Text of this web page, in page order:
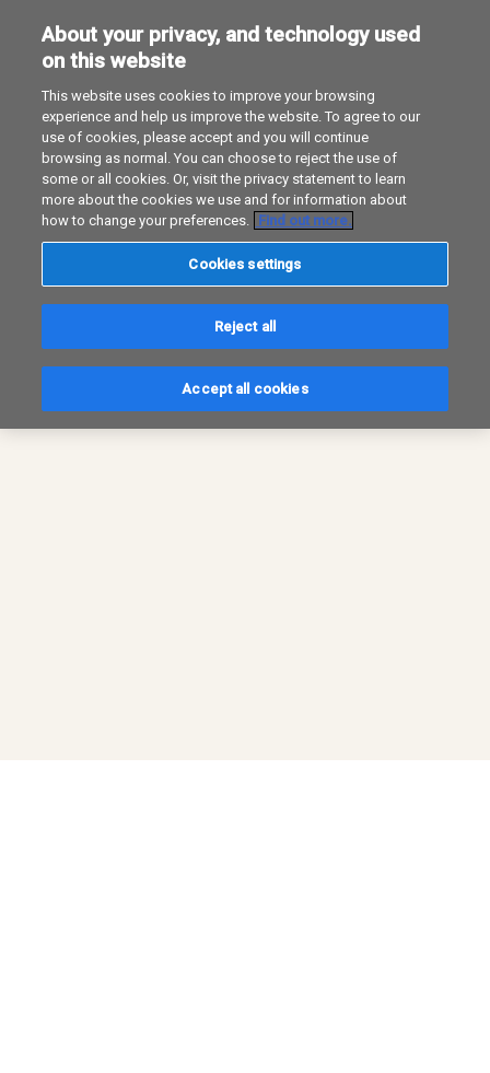
About your privacy, and technology used
on this website
This website uses cookies to improve your browsing
experience and help us improve the website. To agree to our
use of cookies, please accept and you will continue
browsing as normal. You can choose to reject the use of
some or all cookies. Or, visit the privacy statement to learn
more about the cookies we use and for information about
how to change your preferences. Find out more.
Cookies settings
Reject all
Accept all cookies